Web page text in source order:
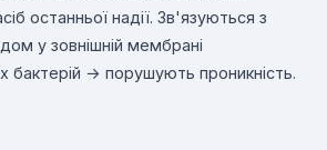
останньої надії. Зв'язуються з
у зовнішній мембрані
бактерій → порушують проникність.